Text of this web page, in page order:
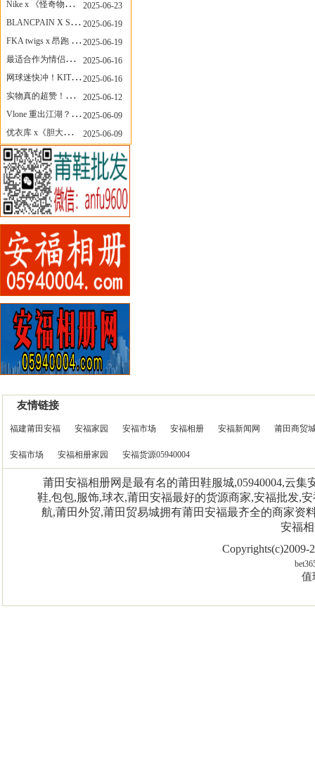
Nike x 《怪奇物语》联名回归，终于轮到这双热门款了！
2025-06-23
BLANCPAIN X SWATCH联名款 BIOCERAMIC SCUBA FIFTY FATHOMS 系列推出全新 GREEN ABYSS（碧波洋）腕表
2025-06-19
FKA twigs x 昂跑 联名来了，这三双 Cloud X 你选哪一双？
2025-06-19
最适合作为情侣鞋的New Balance 1906 Loafer出现了！
2025-06-16
网球迷快冲！KITH x Wilson 限量球拍太会设计了
2025-06-16
实物真的超赞！NB 新款 2010 新配色
2025-06-12
Vlone 重出江湖？突然又要联名，谁能想到！
2025-06-09
优衣库 x《胆大党》新品公布，第二季联动周边来了！
2025-06-09
友情链接
福建莆田安福 安福家园 安福市场 安福相册 安福新闻网 莆田商贸
安福市场 安福相册家园 安福货源05940004
莆田安福相册网是最有名的莆田鞋服城,05940004,云
鞋,包包,服饰,球衣,莆田安福最好的货源商家,安福批发,
航,莆田外贸,莆田贸易城拥有莆田安福最齐全的商家资
安福
Copyrights(c)2009-
值